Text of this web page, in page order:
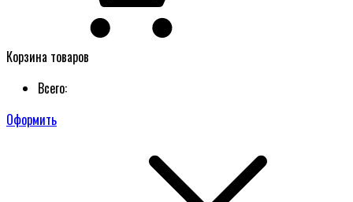
Корзина товаров
Всего:
Оформить